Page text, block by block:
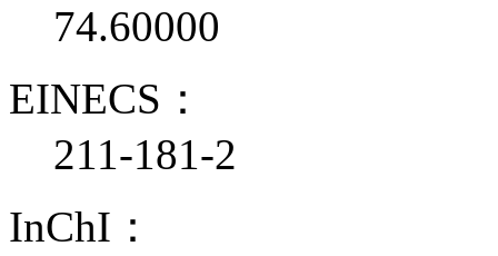
74.60000
EINECS：
211-181-2
InChI：